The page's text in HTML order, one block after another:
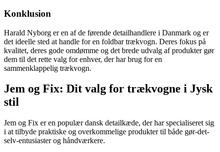
Konklusion
Harald Nyborg er en af de førende detailhandlere i Danmark og er
det ideelle sted at handle for en foldbar trækvogn. Deres fokus på
kvalitet, deres gode omdømme og det brede udvalg af produkter gør
dem til det rette valg for enhver, der har brug for en
sammenklappelig trækvogn.
Jem og Fix: Dit valg for trækvogne i Jysk
stil
Jem og Fix er en populær dansk detailkæde, der har specialiseret sig
i at tilbyde praktiske og overkommelige produkter til både gør-det-
selv-entusiaster og håndværkere.